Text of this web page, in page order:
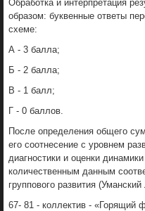
Обработка и интерпретация
образом: буквенные ответы
схеме:
А - 3 балла;
Б - 2 балла;
В - 1 балл;
Г - 0 баллов.
После определения общего
его соотнесение с уровнем
диагностики и оценки
количественным данным
группового развития
67- 81 - коллектив - «Горящий